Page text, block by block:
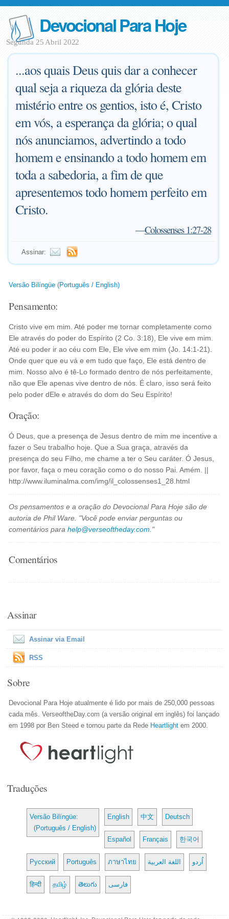
Devocional Para Hoje
Segunda 25 Abril 2022
...aos quais Deus quis dar a conhecer
qual seja a riqueza da glória deste
mistério entre os gentios, isto é, Cristo
em vós, a esperança da glória; o qual
nós anunciamos, advertindo a todo
homem e ensinando a todo homem em
toda a sabedoria, a fim de que
apresentemos todo homem perfeito em
Cristo.
—Colossenses 1:27-28
Assinar:
Versão Bilíngüe (Português / English)
Pensamento:
Cristo vive em mim. Até poder me tornar completamente como
Ele através do poder do Espírito (2 Co. 3:18), Ele vive em mim.
Até eu poder ir ao céu com Ele, Ele vive em mim (Jo. 14:1-21).
Onde quer que eu vá e em tudo que faço, Ele está dentro de
mim. Nosso alvo é tê-Lo formado dentro de nós perfeitamente,
não que Ele apenas vive dentro de nós. É claro, isso será feito
pelo poder dEle e através do dom do Seu Espírito!
Oração:
Ó Deus, que a presença de Jesus dentro de mim me incentive a
fazer o Seu trabalho hoje. Que a Sua graça, através da
presença do seu Filho, me chame a ter o Seu caráter. Ó Jesus,
por favor, faça o meu coração como o do nosso Pai. Amém. ||
http://www.iluminalma.com/img/il_colossenses1_28.html
Os pensamentos e a oração do Devocional Para Hoje são de
autoria de Phil Ware. "Você pode enviar perguntas ou
comentários parahelp@verseoftheday.com ."
Comentários
Assinar
Assinar via Email
RSS
Sobre
Devocional Para Hoje atualmente é lido por mais de 250,000 pessoas
cada mês. VerseoftheDay.com (a versão original em inglês) foi lançado
em 1998 por Ben Steed e tornou parte da Rede Heartlight em 2000.
Traduções
Versão Bilíngüe:
(Português / English)
English 中文 Deutsch
Español Français 한국어
Русский Português ภาษาไทย اللغة العربية اُردو
हिन्दी தமிழ் తెలుగు فارسی